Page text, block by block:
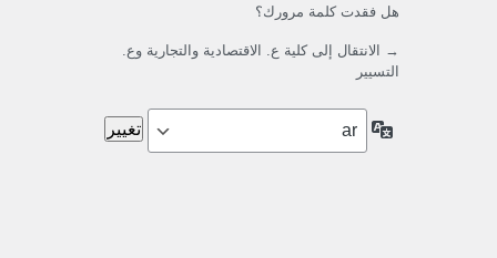
هل فقدت كلمة مرورك؟
→ الانتقال إلى كلية ع. الاقتصادية والتجارية وع.
التسيير
اللغة